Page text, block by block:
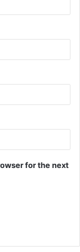
for the next